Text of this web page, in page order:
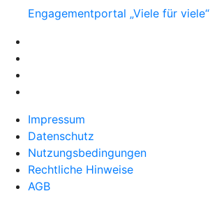
Engagementportal „Viele für viele“
Impressum
Datenschutz
Nutzungsbedingungen
Rechtliche Hinweise
AGB